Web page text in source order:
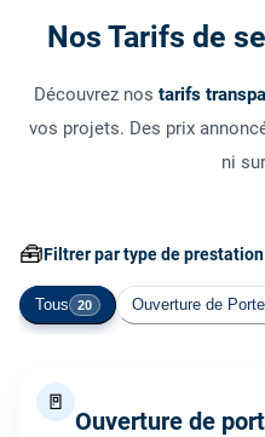
Nos Tarifs de
Découvrez nos tarifs
vos projets. Des prix
ni
🧰Filtrer par type de prestation
Tous 20 Ouverture de Porte
🚪
Ouverture de